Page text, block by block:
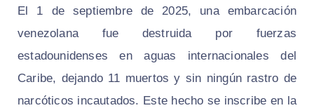
El 1 de septiembre de 2025, una embarcación
venezolana fue destruida por fuerzas
estadounidenses en aguas internacionales del
Caribe, dejando 11 muertos y sin ningún rastro de
narcóticos incautados. Este hecho se inscribe en la